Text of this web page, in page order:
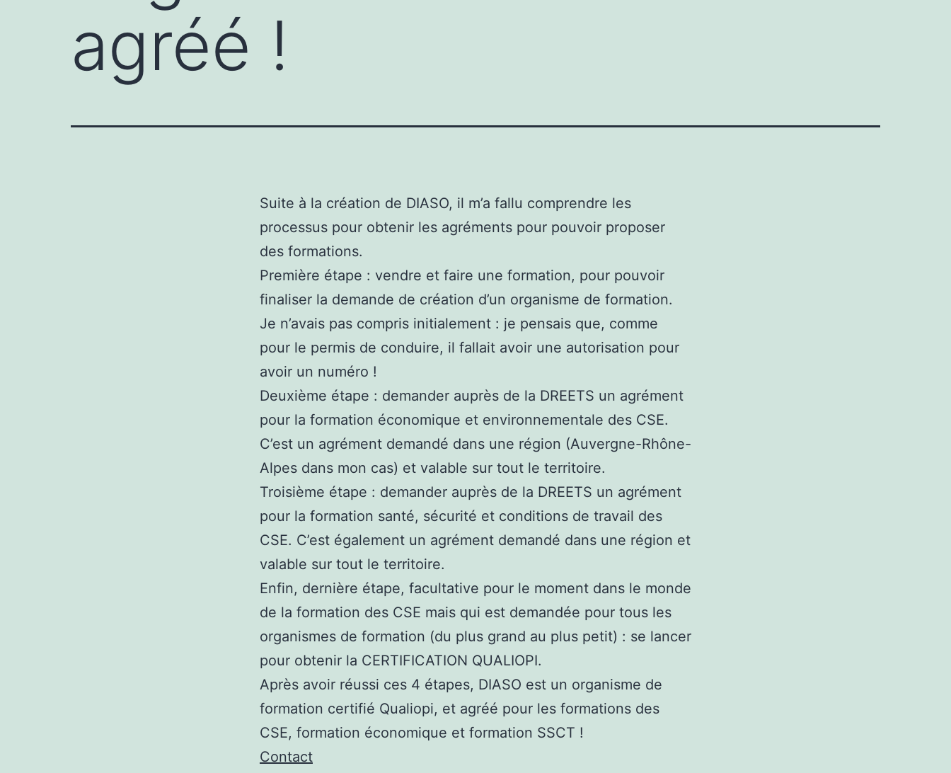
agréé !
Suite à la création de DIASO, il m’a fallu comprendre les
processus pour obtenir les agréments pour pouvoir proposer
des formations.
Première étape : vendre et faire une formation, pour pouvoir
finaliser la demande de création d’un organisme de formation.
Je n’avais pas compris initialement : je pensais que, comme
pour le permis de conduire, il fallait avoir une autorisation pour
avoir un numéro !
Deuxième étape : demander auprès de la DREETS un agrément
pour la formation économique et environnementale des CSE.
C’est un agrément demandé dans une région (Auvergne-Rhône-
Alpes dans mon cas) et valable sur tout le territoire.
Troisième étape : demander auprès de la DREETS un agrément
pour la formation santé, sécurité et conditions de travail des
CSE. C’est également un agrément demandé dans une région et
valable sur tout le territoire.
Enfin, dernière étape, facultative pour le moment dans le monde
de la formation des CSE mais qui est demandée pour tous les
organismes de formation (du plus grand au plus petit) : se lancer
pour obtenir la CERTIFICATION QUALIOPI.
Après avoir réussi ces 4 étapes, DIASO est un organisme de
formation certifié Qualiopi, et agréé pour les formations des
CSE, formation économique et formation SSCT !
Contact